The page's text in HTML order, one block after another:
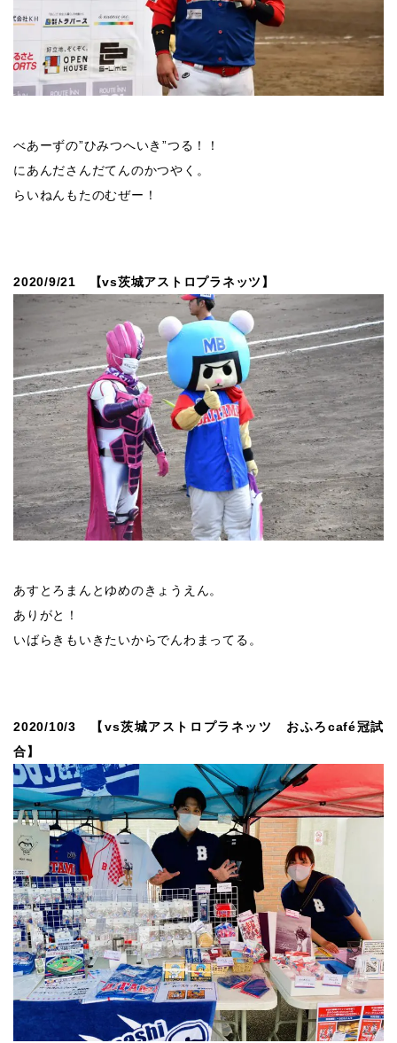
べあーずの”ひみつへいき”つる！！
にあんださんだてんのかつやく。
らいねんもたのむぜー！
2020/9/21 【vs茨城アストロプラネッツ】
あすとろまんとゆめのきょうえん。
ありがと！
いばらきもいきたいからでんわまってる。
2020/10/3 【vs茨城アストロプラネッツ おふろcafé冠試
合】